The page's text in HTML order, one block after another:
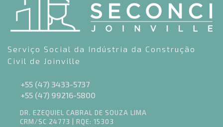
Serviço Social da Indústria da Construção
Civil de Joinville
+55 (47) 3433-5737
+55 (47) 99216-5800
DR. EZEQUIEL CABRAL DE SOUZA LIMA
CRM/SC 24773 | RQE: 15303